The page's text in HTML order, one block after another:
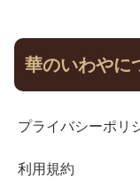
華のいわやに
プライバシーポリ
利用規約